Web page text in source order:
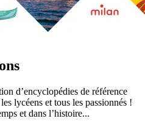
d’encyclopédies de référence
lycéens et tous les passionnés !
et dans l’histoire...